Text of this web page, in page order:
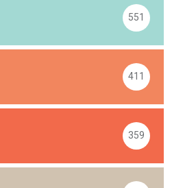
551
411
359